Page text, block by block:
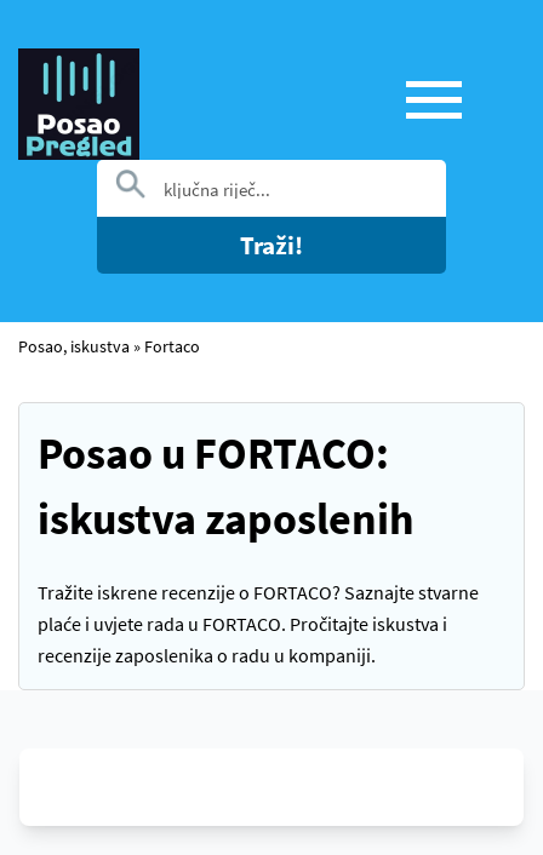
Traži!
Posao, iskustva » Fortaco
Posao u FORTACO:
iskustva zaposlenih
Tražite iskrene recenzije o FORTACO? Saznajte stvarne
plaće i uvjete rada u FORTACO. Pročitajte iskustva i
recenzije zaposlenika o radu u kompaniji.